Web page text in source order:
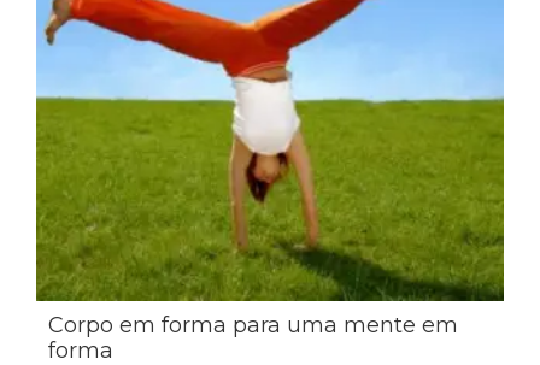
Corpo em forma para uma mente em
forma